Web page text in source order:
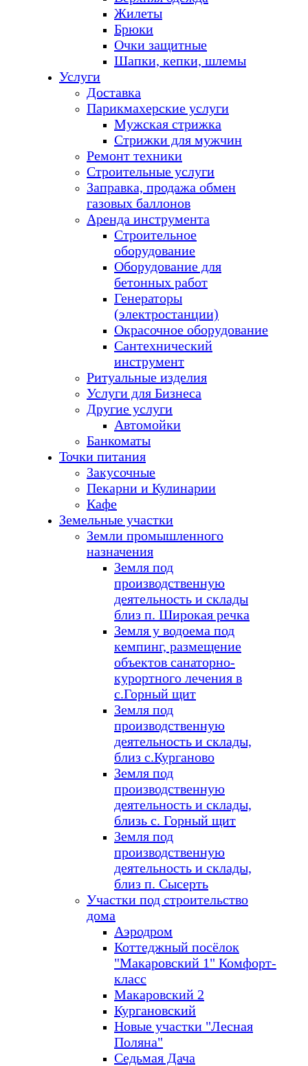
Жилеты
Брюки
Очки защитные
Шапки, кепки, шлемы
Услуги
Доставка
Парикмахерские услуги
Мужская стрижка
Стрижки для мужчин
Ремонт техники
Строительные услуги
Заправка, продажа обмен
газовых баллонов
Аренда инструмента
Строительное
оборудование
Оборудование для
бетонных работ
Генераторы
(электростанции)
Окрасочное оборудование
Сантехнический
инструмент
Ритуальные изделия
Услуги для Бизнеса
Другие услуги
Автомойки
Банкоматы
Точки питания
Закусочные
Пекарни и Кулинарии
Кафе
Земельные участки
Земли промышленного
назначения
Земля под
производственную
деятельность и склады
близ п. Широкая речка
Земля у водоема под
кемпинг, размещение
объектов санаторно-
курортного лечения в
с.Горный щит
Земля под
производственную
деятельность и склады,
близ с.Курганово
Земля под
производственную
деятельность и склады,
близь с. Горный щит
Земля под
производственную
деятельность и склады,
близ п. Сысерть
Участки под строительство
дома
Аэродром
Коттеджный посёлок
"Макаровский 1" Комфорт-
класс
Макаровский 2
Кургановский
Новые участки "Лесная
Поляна"
Седьмая Дача